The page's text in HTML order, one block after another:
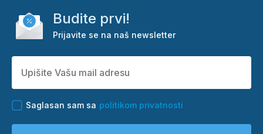
Budite prvi!
Prijavite se na naš newsletter
Saglasan sam sa politikom privatnosti